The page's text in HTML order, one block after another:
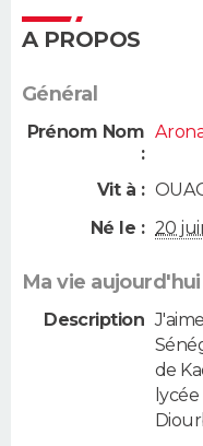
A PROPOS
Général
Prénom Nom
:
Vit à :
Né le : 20
Ma vie aujourd'hui
Description
de